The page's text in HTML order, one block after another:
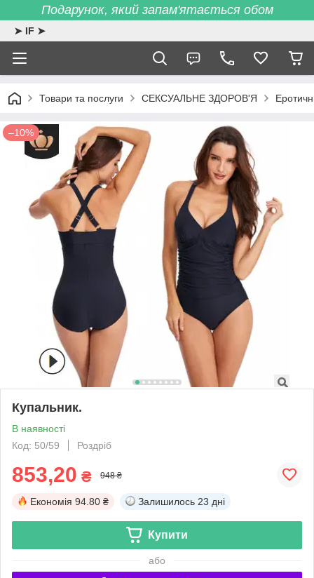
Подарунок, який запам'ятається обом
➤ IF ➤
Товари та послуги СЕКСУАЛЬНЕ ЗДОРОВ'Я
–10%
Купальник.
В наявності
Код: 50/59
Роздріб
853,20 ₴ 948 ₴
Економія 94.80 ₴ Залишилось 23 дні
Купити
або